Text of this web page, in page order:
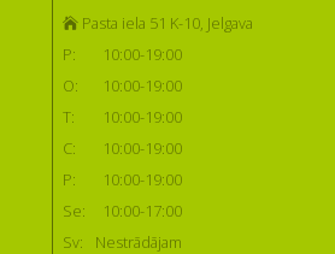
Pasta iela 51 K-10, Jelgava
P:
10:00-19:00
O:
10:00-19:00
T:
10:00-19:00
C:
10:00-19:00
P:
10:00-19:00
Se:
10:00-17:00
Sv:
Nestrādājam